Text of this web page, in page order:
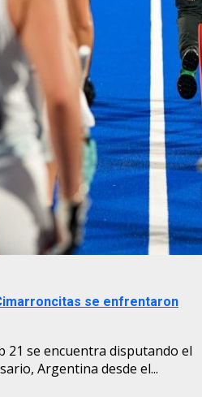
se enfrentaron
21 se encuentra disputando el
Argentina desde el...